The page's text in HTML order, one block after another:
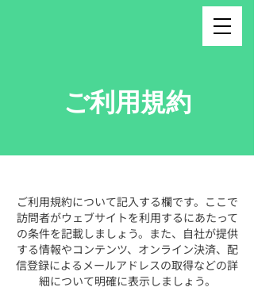
ご利用規約
ご利用規約について記入する欄です。ここで
訪問者がウェブサイトを利用するにあたって
の条件を記載しましょう。また、自社が提供
する情報やコンテンツ、オンライン決済、配
信登録によるメールアドレスの取得などの詳
細について明確に表示しましょう。